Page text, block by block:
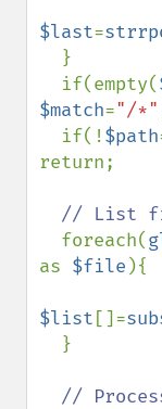
$last=
  if(empty(
$match="/*"
  if(!
$path
return;
// List
foreach(
as $file ){
$list []=
//